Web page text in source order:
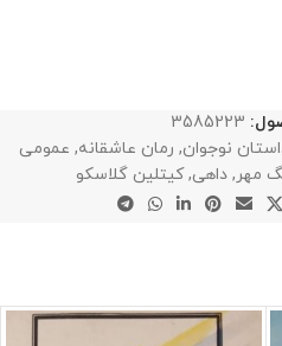
3585223
نوجوان, رمان عاشقانه, عمومی
مهر, داهی, کیتلین گلاسکو